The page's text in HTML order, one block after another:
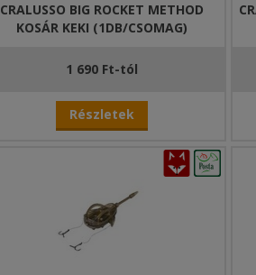
CRALUSSO BIG ROCKET METHOD
KOSÁR KEKI (1DB/CSOMAG)
1 690 Ft-tól
Részletek